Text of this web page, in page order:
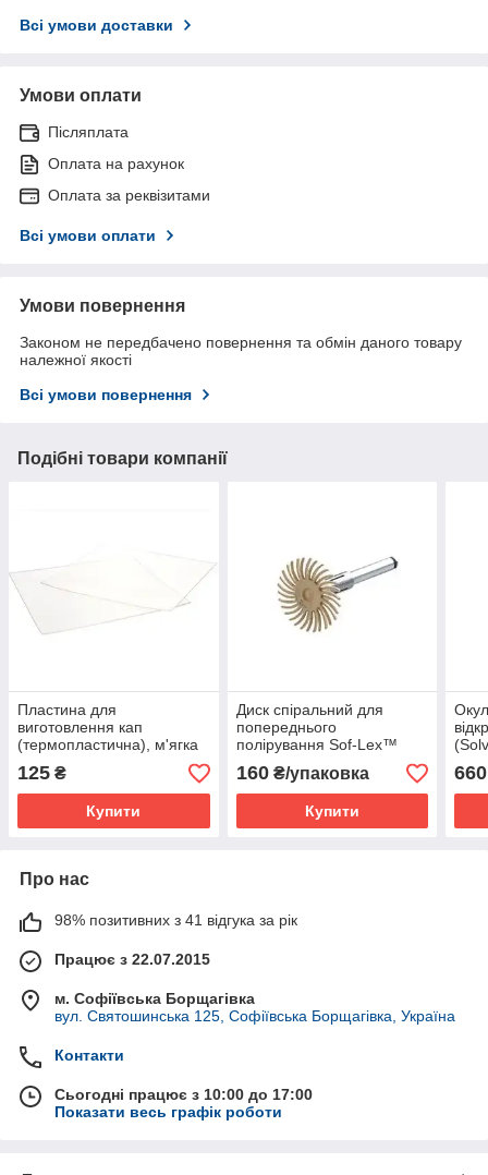
Всі умови доставки
Умови оплати
Післяплата
Оплата на рахунок
Оплата за реквізитами
Всі умови оплати
Умови повернення
Законом не передбачено повернення та обмін даного товару
належної якості
Всі умови повернення
Подібні товари компанії
Пластина для
виготовлення кап
(термопластична), м'ягка
Sof-Tray, 1шт,
товщ.=1.5мм, (Ultradent
Products Inc.)
125 ₴
Купити
Диск спіральний для
попереднього
полірування Sof-Lex™
бежевий
160₴/упаковка
Купити
660
Про нас
98% позитивних з 41 відгука за рік
Працює з 22.07.2015
м. Софіївська Борщагівка
вул. Святошинська 125, Софіївська Борщагівка, Україна
Контакти
Сьогодні працює з 10:00 до 17:00
Показати весь графік роботи